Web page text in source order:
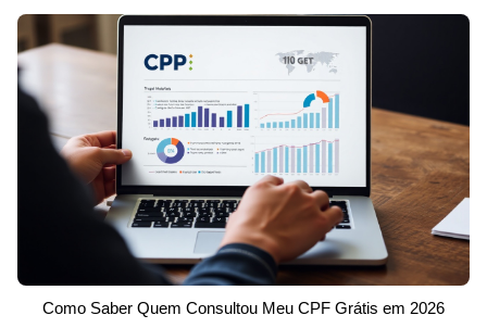
Como Saber Quem Consultou Meu CPF Grátis em 2026